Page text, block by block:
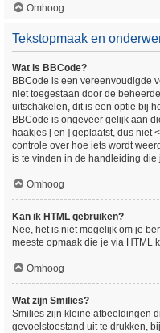
Omhoog
Tekstopmaak en
Wat is BBCode?
BBCode is een vereenvoudigde
niet toegestaan door de
uitschakelen, dit is een optie bij
BBCode is ongeveer gelijk aan
haakjes [ en ] geplaatst, dus niet
controle over hoe iets wordt
is te vinden in de handleiding
Omhoog
Kan ik HTML gebruiken?
Nee, het is niet mogelijk om je
meeste opmaak die je via HTML
Omhoog
Wat zijn Smilies?
Smilies zijn kleine afbeeldingen
gevoelstoestand uit te drukken,